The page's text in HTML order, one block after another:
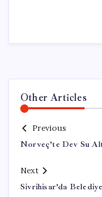
Other Articles
Previous
Norveç’te Dev Su
Next
Sivrihisar’da